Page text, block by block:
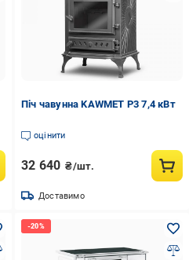
Піч чавунна KAWMET P3 7,4 кВт
оцінити
32 640 ₴/шт.
Доставимо